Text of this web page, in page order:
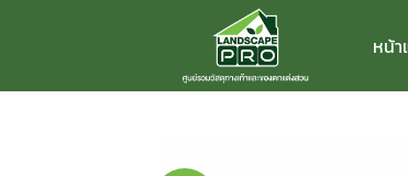
เนื้อหา
หน้า